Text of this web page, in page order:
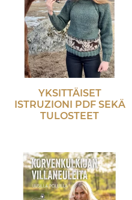
YKSITTÄISET
ISTRUZIONI PDF SEKÄ
TULOSTEET